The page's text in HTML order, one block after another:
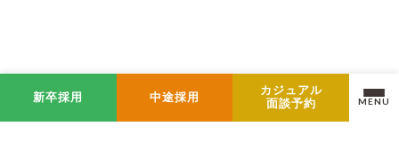
新卒採用 中途採用
カジュアル
面談予約
MENU